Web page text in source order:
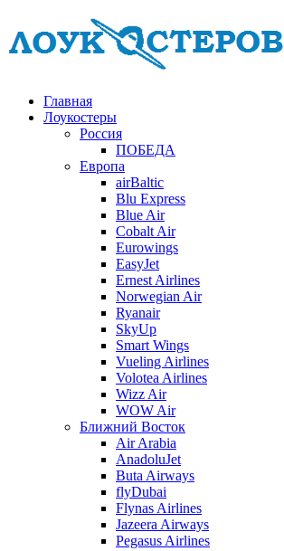
Главная
Лоукостеры
Россия
ПОБЕДА
Европа
airBaltic
Blu Express
Blue Air
Cobalt Air
Eurowings
EasyJet
Ernest Airlines
Norwegian Air
Ryanair
SkyUp
Smart Wings
Vueling Airlines
Volotea Airlines
Wizz Air
WOW Air
Ближний Восток
Air Arabia
AnadoluJet
Buta Airways
flyDubai
Flynas Airlines
Jazeera Airways
Pegasus Airlines